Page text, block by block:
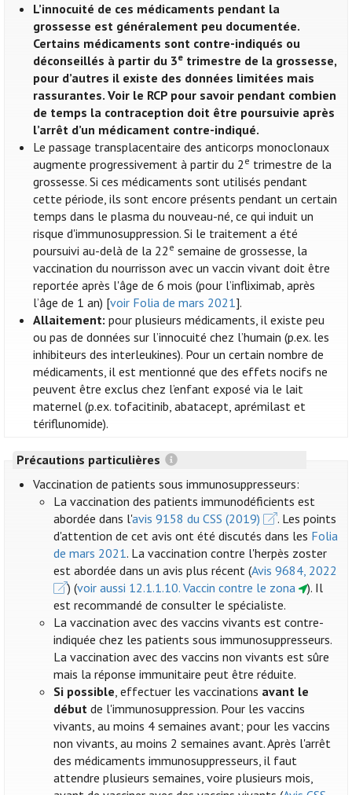
L’innocuité de ces médicaments pendant la
grossesse est généralement peu documentée.
Certains médicaments sont contre-indiqués ou
déconseillés à partir du 3e trimestre de la grossesse,
pour d’autres il existe des données limitées mais
rassurantes. Voir le RCP pour savoir pendant combien
de temps la contraception doit être poursuivie après
l’arrêt d’un médicament contre-indiqué.
Le passage transplacentaire des anticorps monoclonaux
augmente progressivement à partir du 2 e trimestre de la
grossesse. Si ces médicaments sont utilisés pendant
cette période, ils sont encore présents pendant un certain
temps dans le plasma du nouveau-né, ce qui induit un
risque d'immunosuppression. Si le traitement a été
poursuivi au-delà de la 22 e semaine de grossesse, la
vaccination du nourrisson avec un vaccin vivant doit être
reportée après l'âge de 6 mois (pour l’infliximab, après
l’âge de 1 an) [voir Folia de mars 2021].
Allaitement: pour plusieurs médicaments, il existe peu
ou pas de données sur l’innocuité chez l’humain (p.ex. les
inhibiteurs des interleukines). Pour un certain nombre de
médicaments, il est mentionné que des effets nocifs ne
peuvent être exclus chez l’enfant exposé via le lait
maternel (p.ex. tofacitinib, abatacept, aprémilast et
tériflunomide).
Précautions particulières
Vaccination de patients sous immunosuppresseurs:
La vaccination des patients immunodéficients est
abordée dans l'avis 9158 du CSS (2019)
. Les points
d'attention de cet avis ont été discutés dans les Folia
de mars 2021. La vaccination contre l'herpès zoster
est abordée dans un avis plus récent (Avis 9684, 2022
) (voir aussi 12.1.1.10. Vaccin contre le zona
). Il
est recommandé de consulter le spécialiste.
La vaccination avec des vaccins vivants est contre-
indiquée chez les patients sous immunosuppresseurs.
La vaccination avec des vaccins non vivants est sûre
mais la réponse immunitaire peut être réduite.
Si possible, effectuer les vaccinations avant le
début de l'immunosuppression. Pour les vaccins
vivants, au moins 4 semaines avant; pour les vaccins
non vivants, au moins 2 semaines avant. Après l'arrêt
des médicaments immunosuppresseurs, il faut
attendre plusieurs semaines, voire plusieurs mois,